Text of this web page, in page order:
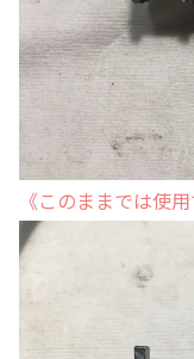
《このままでは使